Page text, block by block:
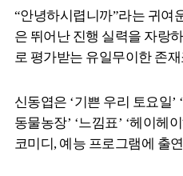
“안녕하시렵니까”라는 귀여
은 뛰어난 진행 실력을 자랑
로 평가받는 유일무이한 존재
신동엽은 ‘기쁜 우리 토요일’
동물농장’ ‘느낌표’ ‘헤이헤
코미디, 예능 프로그램에 출